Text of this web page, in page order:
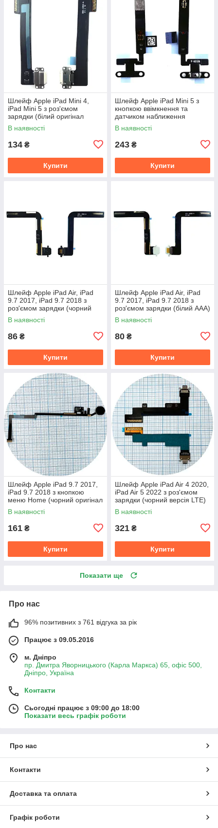
Шлейф Apple iPad Mini 4,
iPad Mini 5 з роз'ємом
зарядки (білий оригінал
Китай)
В наявності
134 ₴
Купити
Шлейф Apple iPad Mini 5 з
кнопкою ввімкнення та
датчиком наближення
(оригінал Китай)
В наявності
243 ₴
Купити
Шлейф Apple iPad Air, iPad
9.7 2017, iPad 9.7 2018 з
роз'ємом зарядки (чорний
AAA)
В наявності
86 ₴
Купити
Шлейф Apple iPad Air, iPad
9.7 2017, iPad 9.7 2018 з
роз'ємом зарядки (білий AAA)
В наявності
80 ₴
Купити
Шлейф Apple iPad 9.7 2017,
iPad 9.7 2018 з кнопкою
меню Home (чорний оригінал
Китай)
В наявності
161 ₴
Купити
Шлейф Apple iPad Air 4 2020,
iPad Air 5 2022 з роз'ємом
зарядки (чорний версія LTE)
В наявності
321 ₴
Купити
Показати ще
Про нас
96% позитивних з 761 відгука за рік
Працює з 09.05.2016
м. Дніпро
пр. Дмитра Яворницького (Карла Маркса) 65, офіс 500,
Дніпро, Україна
Контакти
Сьогодні працює з 09:00 до 18:00
Показати весь графік роботи
Про нас
Контакти
Доставка та оплата
Графік роботи